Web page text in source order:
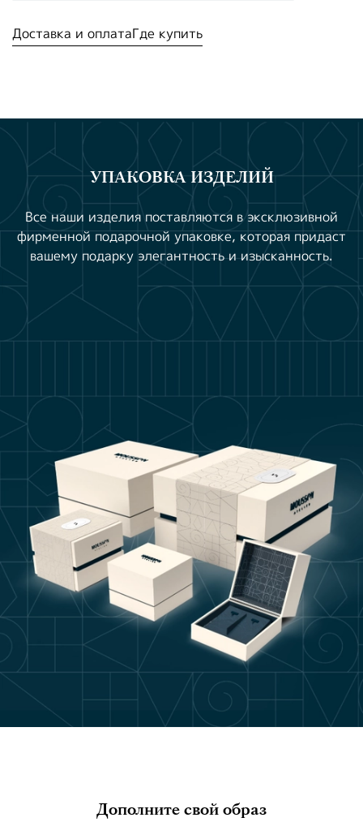
Доставка и оплатаГде купить
УПАКОВКА ИЗДЕЛИЙ
Все наши изделия поставляются в эксклюзивной
фирменной подарочной упаковке, которая придаст
вашему подарку элегантность и изысканность.
Дополните свой образ